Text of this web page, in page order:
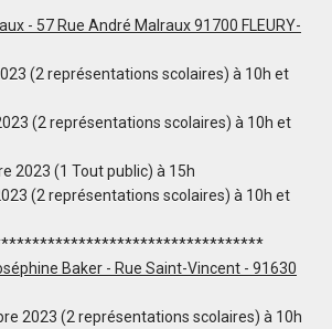
- 57 Rue André Malraux 91700 FLEURY-
(2 représentations scolaires) à 10h et
(2 représentations scolaires) à 10h et
2023 (1 Tout public) à 15h
(2 représentations scolaires) à 10h et
Baker - Rue Saint-Vincent - 91630
2023 (2 représentations scolaires) à 10h